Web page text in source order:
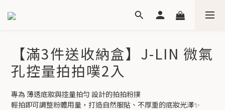
【滿3件送收納盒】J-LIN 微氣
孔控量拍拍噗2入
專為 薄透底妝與控量拍勻 設計的拍拍粉撲
輕拍即可調整粉體用量，打造自然服貼、不厚重的底妝光澤✨